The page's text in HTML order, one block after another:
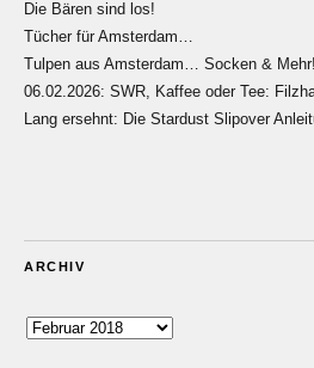
Die Bären sind los!
Tücher für Amsterdam…
Tulpen aus Amsterdam… Socken & Mehr!
06.02.2026: SWR, Kaffee oder Tee:
Lang ersehnt: Die Stardust Slipover
ARCHIV
Archiv